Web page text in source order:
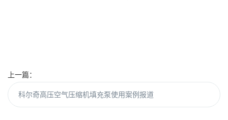
上一篇：
科尔奇高压空气压缩机填充泵使用案例报道